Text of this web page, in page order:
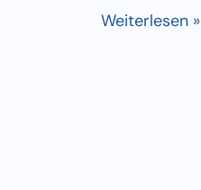
Weiterlesen »